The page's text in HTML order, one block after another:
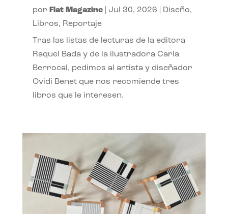
por Flat Magazine| Jul 30, 2026 Diseño,
Libros, Reportaje
Tras las listas de lecturas de la editora
Raquel Bada y de la ilustradora Carla
Berrocal, pedimos al artista y diseñador
Ovidi Benet que nos recomiende tres
libros que le interesen.